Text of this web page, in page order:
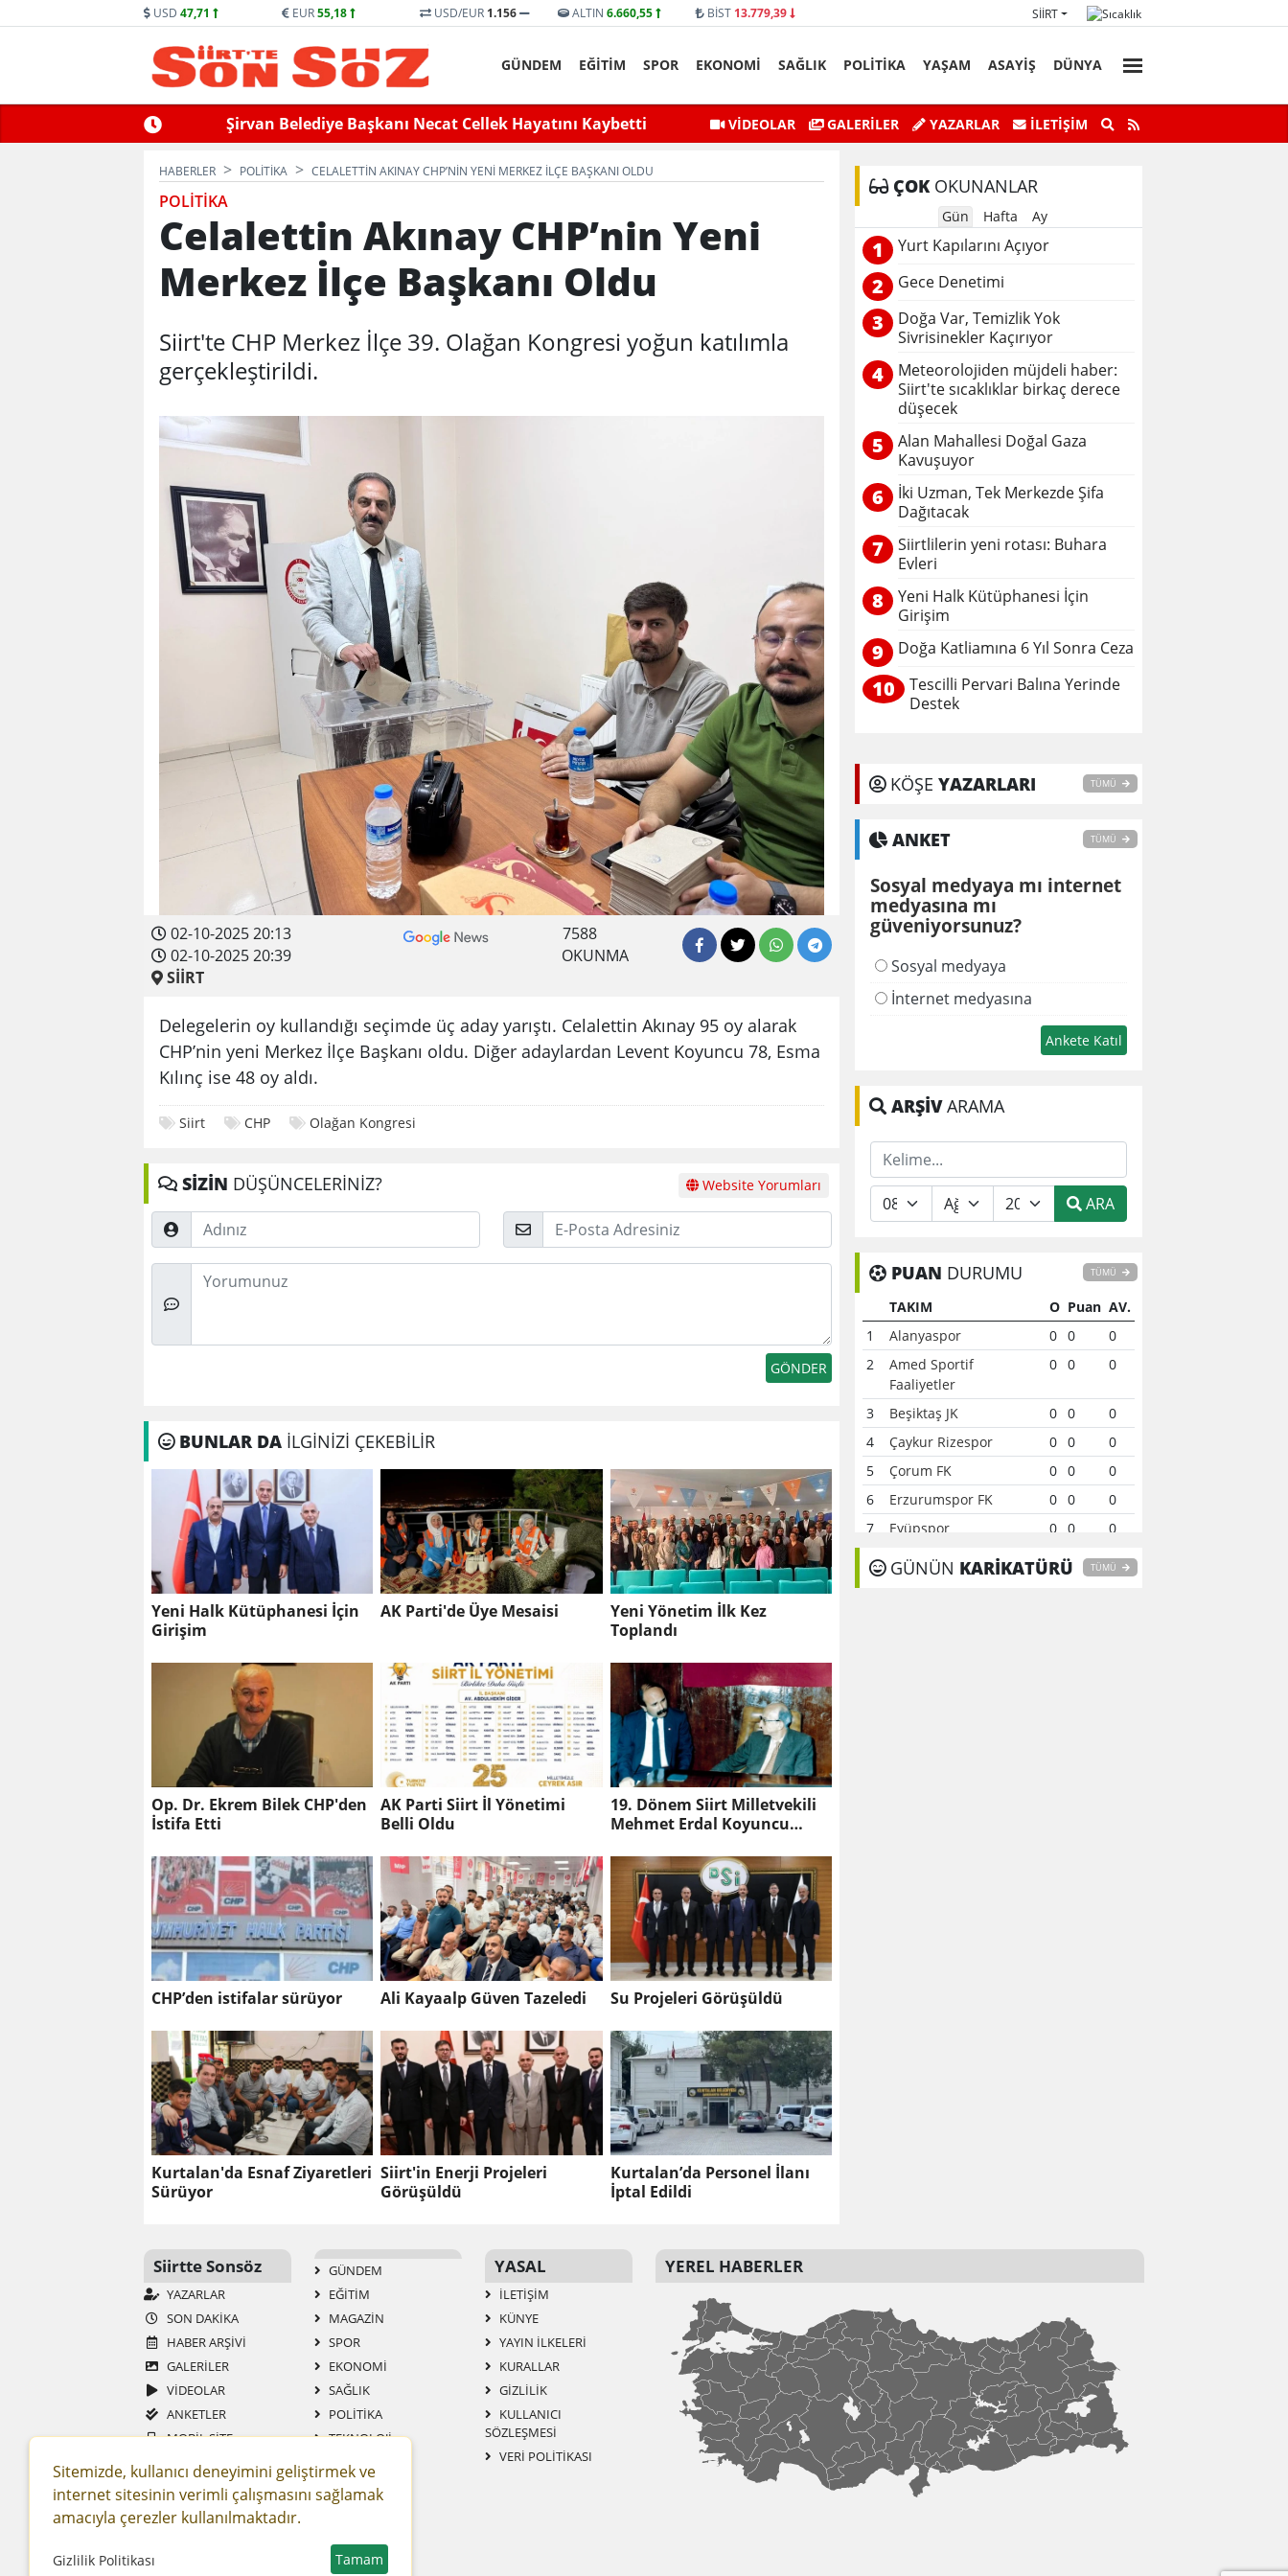
USD 47,71 EUR55,18 USD/EUR 1.156 ALTIN 6.660,55 BİST 13.779,39 SIIRT
GÜNDEM EĞİTİM SPOR EKONOMİ SAĞLIK POLİTİKA YAŞAM ASAYİŞ DÜNYA
Şirvan Belediye Başkanı Necat Cellek Hayatını Kaybetti
Siirt’te Baraj Sularının Yükselmesiyle Mahsur Kalan Genç
Kurtarıldı
VİDEOLAR GALERİLER YAZARLAR İLETIŞIM
HABERLER POLİTİKA CELALETTIN AKINAY CHP’NIN YENI MERKEZ İLÇE BAŞKANI OLDU
POLİTİKA
Celalettin Akınay CHP’nin Yeni
Merkez İlçe Başkanı Oldu
Siirt'te CHP Merkez İlçe 39. Olağan Kongresi yoğun katılımla
gerçekleştirildi.
02-10-2025 20:13
02-10-2025 20:39
SİİRT
7588
OKUNMA
Delegelerin oy kullandığı seçimde üç aday yarıştı. Celalettin Akınay 95 oy alarak
CHP’nin yeni Merkez İlçe Başkanı oldu. Diğer adaylardan Levent Koyuncu 78, Esma
Kılınç ise 48 oy aldı.
Siirt CHP Olağan Kongresi
SİZİN DÜŞÜNCELERİNİZ? Website Yorumları
Adınız
Posta
Düşünceleriniz
BUNLAR DA İLGİNİZİ ÇEKEBİLİR
Yeni Halk Kütüphanesi İçin
Girişim
AK Parti'de Üye Mesaisi
Yeni Yönetim İlk Kez
Toplandı
Op. Dr. Ekrem Bilek CHP'den
İstifa Etti
AK Parti Siirt İl Yönetimi
Belli Oldu
19. Dönem Siirt Milletvekili
Mehmet Erdal Koyuncu
CHP’den istifalar sürüyor Ali Kayaalp Güven Tazeledi Su Projeleri Görüşüldü
Kurtalan'da Esnaf Ziyaretleri
Sürüyor
Siirt'in Enerji Projeleri
Görüşüldü
Kurtalan’da Personel İlanı
İptal Edildi
ÇOKOKUNANLAR
Gün Hafta Ay
1 Yurt Kapılarını Açıyor
2 Gece Denetimi
3
Doğa Var, Temizlik Yok
Sivrisinekler Kaçırıyor
4
Meteorolojiden müjdeli haber:
Siirt'te sıcaklıklar birkaç derece
düşecek
5
Alan Mahallesi Doğal Gaza
Kavuşuyor
6
İki Uzman, Tek Merkezde Şifa
Dağıtacak
7
Siirtlilerin yeni rotası: Buhara
Evleri
8
Yeni Halk Kütüphanesi İçin
Girişim
9 Doğa Katliamına 6 Yıl Sonra Ceza
10
Tescilli Pervari Balına Yerinde
Destek
KÖŞE YAZARLARI TÜMÜ
ANKET TÜMÜ
Sosyal medyaya mı internet
medyasına mı
güveniyorsunuz?
Sosyal medyaya
İnternet medyasına
ARŞİVARAMA
ARA
PUAN DURUMU TÜMÜ
TAKIM O Puan AV.
1
Alanyaspor 0 0
0
2
Amed Sportif
Faaliyetler
0 0 0
3 Beşiktaş JK 0 0
0
4
Çaykur Rizespor 0 0
0
5
Çorum FK 0 0
0
6
Erzurumspor FK 0 0
0
7
Eyüpspor 0 0
0
8
Fenerbahçe 0
0
GÜNÜN KARİKATÜRÜ TÜMÜ
Siirtte Sonsöz
YAZARLAR
SON DAKİKA
HABER ARŞİVİ
GALERİLER
VİDEOLAR
ANKETLER
MOBİL SİTE
GAZETELER
SİTENE EKLE
GÜNDEM
EĞİTİM
MAGAZİN
SPOR
EKONOMİ
SAĞLIK
POLİTİKA
TEKNOLOJİ
YAŞAM
ASAYİŞ
DÜNYA
ROPÖRTAJ
YASAL
İLETIŞIM
KÜNYE
YAYIN İLKELERI
KURALLAR
GIZLILIK
KULLANICI
SÖZLEŞMESI
VERI POLITIKASI
YEREL HABERLER
Sitemizde, kullanıcı deneyimini geliştirmek ve
internet sitesinin verimli çalışmasını sağlamak
amacıyla çerezler kullanılmaktadır.
Gizlilik Politikası Tamam